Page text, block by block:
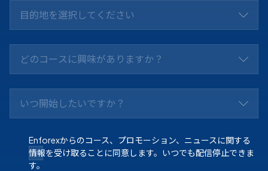
目的地を選択してください
どのコースに興味がありますか？
いつ開始したいですか？
Enforexからのコース、プロモーション、ニュースに関する
情報を受け取ることに同意します。いつでも配信停止できま
す。